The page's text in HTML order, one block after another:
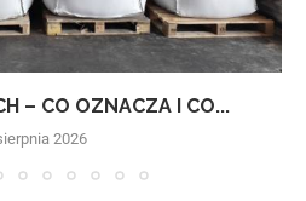
– CO OZNACZA I CO...
2026